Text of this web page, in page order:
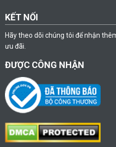
KẾT NỐI
Hãy theo dõi chúng tôi để nhận
ưu đãi.
ĐƯỢC CÔNG NHẬN